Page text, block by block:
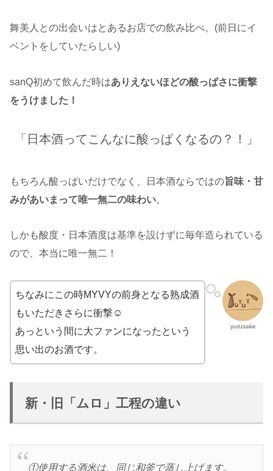
舞美人との出会いはとあるお店での飲み比べ。(前日にイ
ベントをしていたらしい)
sanQ初めて飲んだ時はありえないほどの酸っぱさに衝撃
をうけました！
「日本酒ってこんなに酸っぱくなるの？！」
もちろん酸っぱいだけでなく、日本酒ならではの旨味・甘
みがあいまって唯一無二の味わい。
しかも酸度・日本酒度は基準を設けずに毎年造られている
ので、本当に唯一無二！
yurusake
ちなみにこの時MYVYの前身となる熟成酒
もいただきさらに衝撃☺
あっという間に大ファンになったという
思い出のお酒です。
新・旧「ムロ」工程の違い
①使用する酒米は、同じ和釜で蒸し上げます。